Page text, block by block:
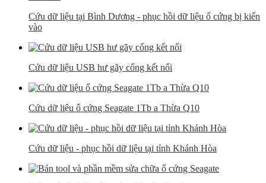
Cứu dữ liệu tại Bình Dương - phục hồi dữ liệu ổ cứng bị kiến
vào
Cứu dữ liệu USB hư gãy cổng kết nối
Cứu dữ liệu ổ cứng Seagate 1Tb a Thừa Q10
Cứu dữ liệu - phục hồi dữ liệu tại tỉnh Khánh Hòa